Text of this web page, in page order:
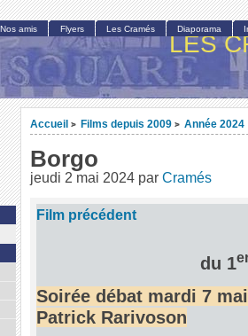
LES
Accueil > Films depuis 2009 > Année 2024
Borgo
jeudi 2 mai 2024 par Cramés
Film précédent
du 1
Soirée débat mardi 7
Patrick Rarivoson
Nos amis Flyers Les Cramés Diaporama